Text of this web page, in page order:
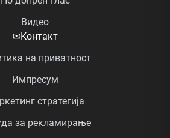
Видео
✉Контакт
на приватност
Импресум
стратегија
за рекламирање